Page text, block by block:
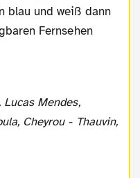
blau und weiß dann
Fernsehen
Mendes,
Cheyrou - Thauvin,